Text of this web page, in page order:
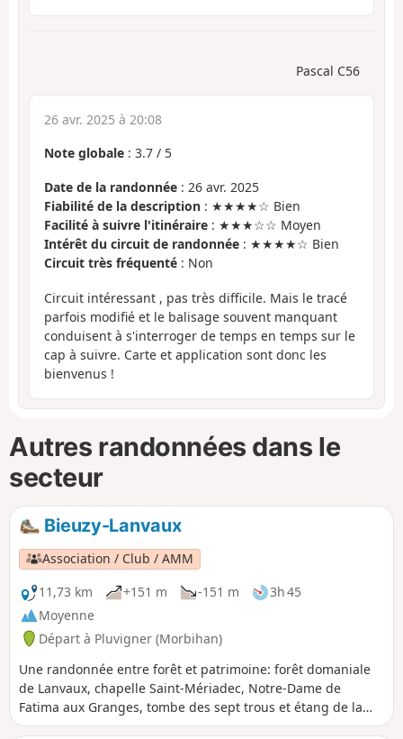
Pascal C56
26 avr. 2025 à 20:08
Note globale : 3.7 / 5
Date de la randonnée : 26 avr. 2025
Fiabilité de la description : ★★★★☆ Bien
Facilité à suivre l'itinéraire : ★★★☆☆ Moyen
Intérêt du circuit de randonnée : ★★★★☆ Bien
Circuit très fréquenté : Non
Circuit intéressant , pas très difficile. Mais le tracé
parfois modifié et le balisage souvent manquant
conduisent à s'interroger de temps en temps sur le
cap à suivre. Carte et application sont donc les
bienvenus !
Autres randonnées dans le
secteur
Bieuzy-Lanvaux
Association / Club / AMM
11,73 km
+151 m -151 m
3h 45
Moyenne
Départ à Pluvigner (Morbihan)
Une randonnée entre forêt et patrimoine: forêt domaniale
de Lanvaux, chapelle Saint-Mériadec, Notre-Dame de
Fatima aux Granges, tombe des sept trous et étang de la
forêt.